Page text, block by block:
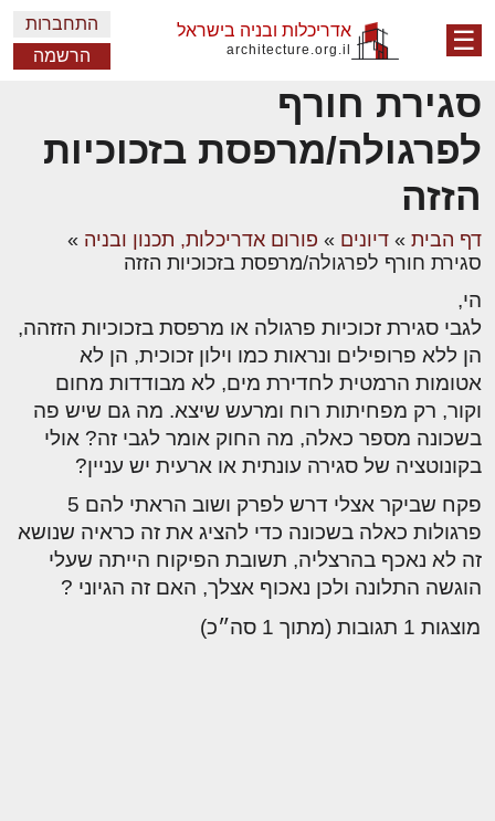
☰ אדריכלות ובניה בישראל
architecture.org.il
התחברות
הרשמה
סגירת חורף
לפרגולה/מרפסת בזכוכיות
הזזה
דף הבית » דיונים » פורום אדריכלות, תכנון ובניה »
סגירת חורף לפרגולה/מרפסת בזכוכיות הזזה
הי,
לגבי סגירת זכוכיות פרגולה או מרפסת בזכוכיות הזזהה,
הן ללא פרופילים ונראות כמו וילון זכוכית, הן לא
אטומות הרמטית לחדירת מים, לא מבודדות מחום
וקור, רק מפחיתות רוח ומרעש שיצא. מה גם שיש פה
בשכונה מספר כאלה, מה החוק אומר לגבי זה? אולי
בקונוטציה של סגירה עונתית או ארעית יש עניין?
פקח שביקר אצלי דרש לפרק ושוב הראתי להם 5
פרגולות כאלה בשכונה כדי להציג את זה כראיה שנושא
זה לא נאכף בהרצליה, תשובת הפיקוח הייתה שעלי
הוגשה התלונה ולכן נאכוף אצלך, האם זה הגיוני ?
מוצגות 1 תגובות (מתוך 1 סה״כ)